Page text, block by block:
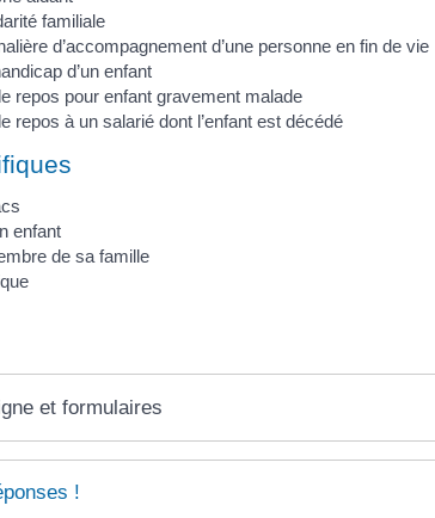
familiale
d’accompagnement d’une personne en fin de vie
d’un enfant
repos pour enfant gravement malade
repos à un salarié dont l’enfant est décédé
enfant
de sa famille
et formulaires
!